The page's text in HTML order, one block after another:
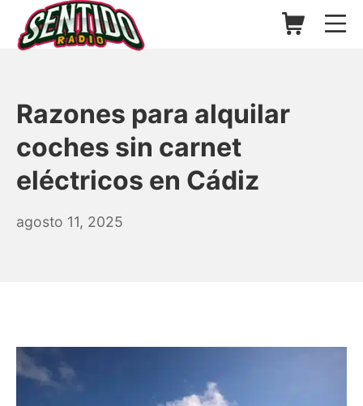
Saltar
contenido
Carrito de
Razones para alquilar
coches sin carnet
eléctricos en Cádiz
agosto 11, 2025